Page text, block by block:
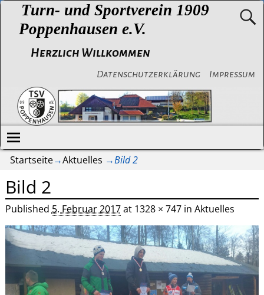
Turn- und Sportverein 1909
Poppenhausen e.V.
Herzlich Willkommen
Datenschutzerklärung Impressum
Startseite→Aktuelles →Bild 2
Bild 2
Published 5. Februar 2017at 1328 × 747in Aktuelles